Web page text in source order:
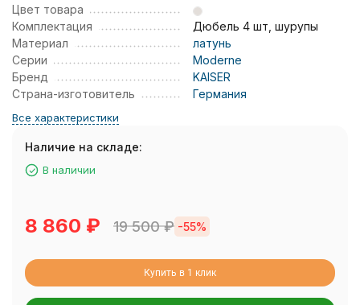
Цвет товара
Комплектация
Дюбель 4 шт, шурупы
Материал
латунь
Серии
Moderne
Бренд
KAISER
Страна-изготовитель
Германия
Все характеристики
Наличие на складе:
В наличии
8 860 ₽ 19 500₽ -55%
Купить в 1 клик